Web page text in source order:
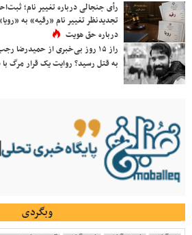
رأی جنجالی درباره تغییر نام؛
تجدیدنظر تغییر نام «رقیه» به
درباره حق هویت
راز ۱۵ روز بی‌خبری از
به قتل رسید؟ روایت یک قرار مرگ با
وبگردی